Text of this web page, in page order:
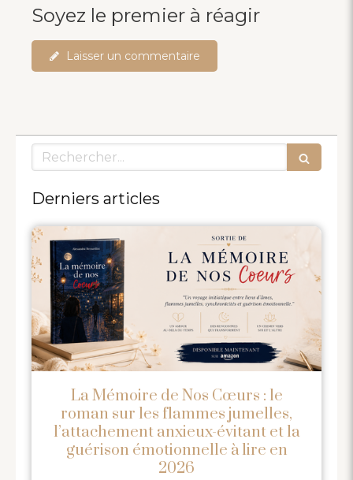
Soyez le premier à réagir
Laisser un commentaire
Rechercher
Derniers articles
La Mémoire de Nos Cœurs : le
roman sur les flammes jumelles,
l’attachement anxieux-évitant et la
guérison émotionnelle à lire en
2026